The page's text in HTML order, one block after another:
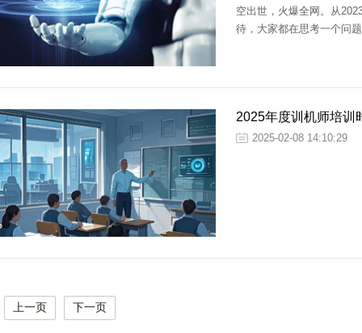
空出世，火爆全网。从
待，大家都在思考一个问
2025年度训机师培训
2025-02-08 14:10:29
上一页 下一页